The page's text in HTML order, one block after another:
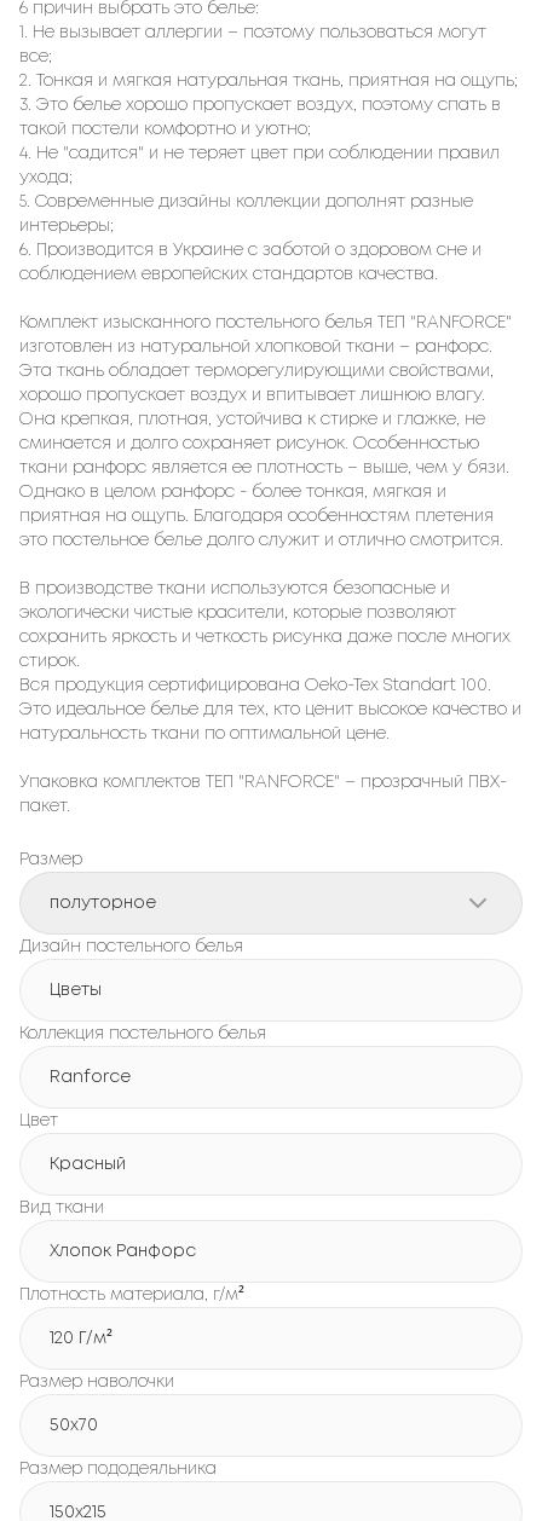
6 причин выбрать это белье:
1. Не вызывает аллергии – поэтому пользоваться могут
все;
2. Тонкая и мягкая натуральная ткань, приятная на ощупь;
3. Это белье хорошо пропускает воздух, поэтому спать в
такой постели комфортно и уютно;
4. Не "садится" и не теряет цвет при соблюдении правил
ухода;
5. Современные дизайны коллекции дополнят разные
интерьеры;
6. Производится в Украине с заботой о здоровом сне и
соблюдением европейских стандартов качества.
Комплект изысканного постельного белья ТЕП "RANFORCE"
изготовлен из натуральной хлопковой ткани – ранфорс.
Эта ткань обладает терморегулирующими свойствами,
хорошо пропускает воздух и впитывает лишнюю влагу.
Она крепкая, плотная, устойчива к стирке и глажке, не
сминается и долго сохраняет рисунок. Особенностью
ткани ранфорс является ее плотность – выше, чем у бязи.
Однако в целом ранфорс - более тонкая, мягкая и
приятная на ощупь. Благодаря особенностям плетения
это постельное белье долго служит и отлично смотрится.
В производстве ткани используются безопасные и
экологически чистые красители, которые позволяют
сохранить яркость и четкость рисунка даже после многих
стирок.
Вся продукция сертифицирована Oeko-Tex Standart 100.
Это идеальное белье для тех, кто ценит высокое качество и
натуральность ткани по оптимальной цене.
Упаковка комплектов ТЕП "RANFORCE" – прозрачный ПВХ-
пакет.
Размер
полуторное
Дизайн постельного белья
Цветы
Коллекция постельного белья
Ranforce
Цвет
Красный
Вид ткани
Хлопок Ранфорс
Плотность материала, г/м²
120 Г/м²
Размер наволочки
50x70
Размер пододеяльника
150х215